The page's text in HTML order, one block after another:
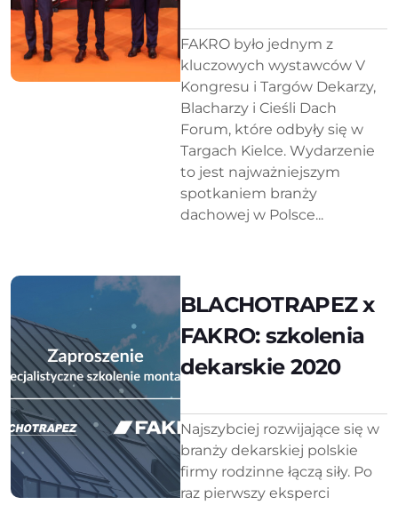
FAKRO było jednym z
kluczowych wystawców V
Kongresu i Targów Dekarzy,
Blacharzy i Cieśli Dach
Forum, które odbyły się w
Targach Kielce. Wydarzenie
to jest najważniejszym
spotkaniem branży
dachowej w Polsce...
BLACHOTRAPEZ x
FAKRO: szkolenia
dekarskie 2020
Najszybciej rozwijające się w
branży dekarskiej polskie
firmy rodzinne łączą siły. Po
raz pierwszy eksperci